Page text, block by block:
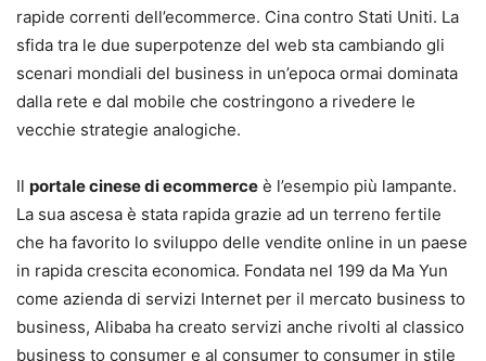
rapide correnti dell’ecommerce. Cina contro Stati Uniti. La
sfida tra le due superpotenze del web sta cambiando gli
scenari mondiali del business in un’epoca ormai dominata
dalla rete e dal mobile che costringono a rivedere le
vecchie strategie analogiche.
Il portale cinese di ecommerce è l’esempio più lampante.
La sua ascesa è stata rapida grazie ad un terreno fertile
che ha favorito lo sviluppo delle vendite online in un paese
in rapida crescita economica. Fondata nel 199 da Ma Yun
come azienda di servizi Internet per il mercato business to
business, Alibaba ha creato servizi anche rivolti al classico
business to consumer e al consumer to consumer in stile